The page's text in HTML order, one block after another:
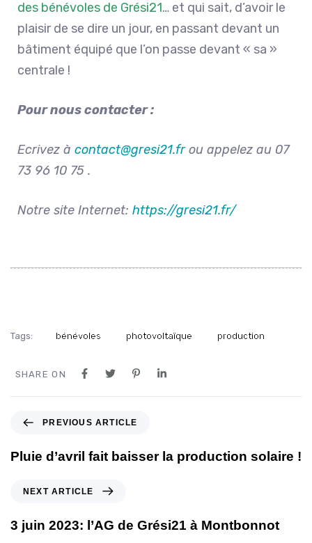
des bénévoles de Grési21… et qui sait, d’avoir le
plaisir de se dire un jour, en passant devant un
bâtiment équipé que l’on passe devant « sa »
centrale !
Pour nous contacter :
Ecrivez à contact@gresi21.fr ou appelez au 07
73 96 10 75 .
Notre site Internet: https://gresi21.fr/
Tags: bénévoles photovoltaïque production
SHARE ON
PREVIOUS ARTICLE
Pluie d’avril fait baisser la production solaire !
NEXT ARTICLE
3 juin 2023: l’AG de Grési21 à Montbonnot